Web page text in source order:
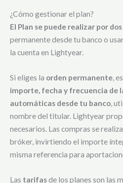
¿Cómo gestionar el plan?
El Plan se puede realizar por
permanente desde tu banco o
la cuenta en Lightyear.
Si eliges la orden permanente,
importe, fecha y frecuencia de
automáticas desde tu banco,
nombre del titular. Lightyear
necesarios. Las compras se
bróker, invirtiendo el importe
misma referencia para
Las tarifasde los planes son las